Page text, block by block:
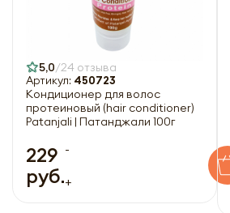
5,0 24 отзыва
Артикул: 450723
Кондиционер для волос
протеиновый (hair conditioner)
Patanjali | Патанджали 100г
229
руб.
-
+